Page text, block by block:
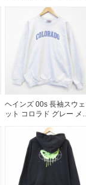
ヘインズ 00s 長袖スウェ
ット コロラド グレー メ